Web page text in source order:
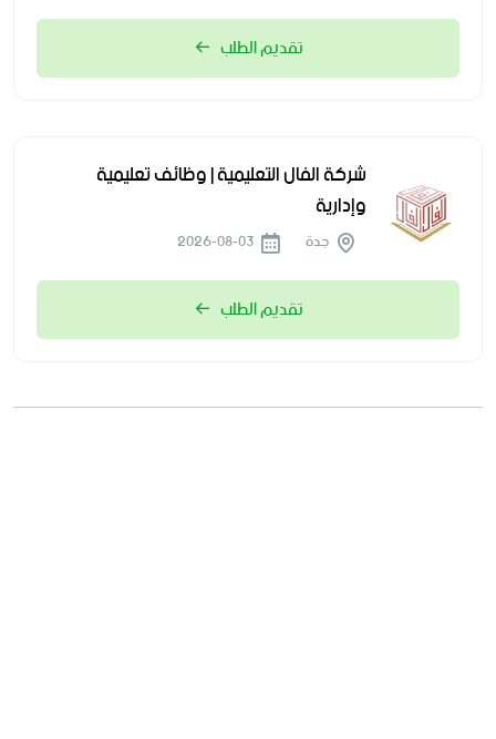
تقديم الطلب
شركة الفال التعليمية | وظائف تعليمية
وإدارية
جدة
تقديم الطلب